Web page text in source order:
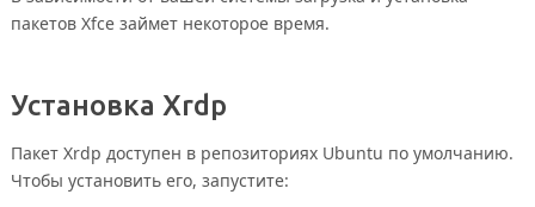
пакетов Xfce займет некоторое время.
Установка Xrdp
Пакет Xrdp доступен в репозиториях Ubuntu по умолчанию.
Чтобы установить его, запустите: